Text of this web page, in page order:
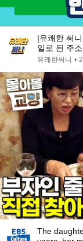
|유쾌한 써니
일로 된 주
기능을 이용하여 DM발송 손쉽게 한번
유쾌한써니 •
The